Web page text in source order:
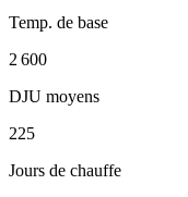
Temp. de base
2 600
DJU moyens
225
Jours de chauffe